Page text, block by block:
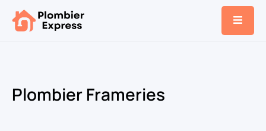
Plombier Frameries